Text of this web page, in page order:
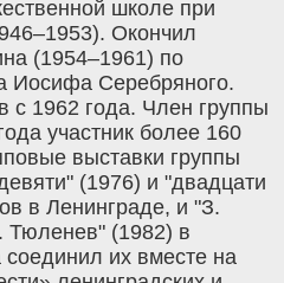
школе при
Окончил
(1954–1961) по
Иосифа Серебряного.
с 1962 года. Член группы
участник более 160
выставки группы
(1976) и "двадцати
в Ленинграде, и "З.
Тюленев" (1982) в
их вместе на